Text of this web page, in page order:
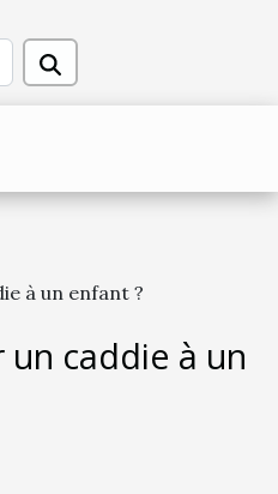
à un enfant ?
caddie à un